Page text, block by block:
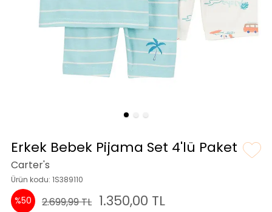
Erkek Bebek Pijama Set 4'lü Paket
Carter's
Ürün kodu: 1S389110
%50 2.699,99 TL 1.350,00 TL